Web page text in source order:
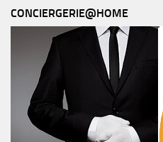
CONCIERGERIE@HOME